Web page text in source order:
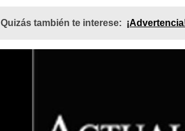
Quizás también te interese: